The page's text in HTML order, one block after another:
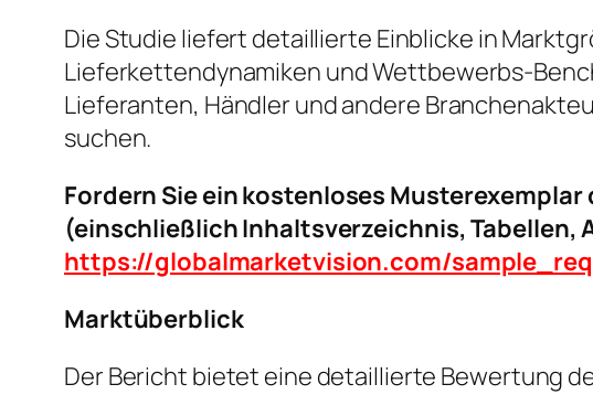
Die Studie liefert detaillierte Einblicke in
Lieferkettendynamiken und Wettbewerbs-
Lieferanten, Händler und andere
suchen.
Fordern Sie ein kostenloses
(einschließlich Inhaltsverzeichnis, Tabellen,
https://globalmarketvision.com/
Marktüberblick
Der Bericht bietet eine detaillierte Bewertung